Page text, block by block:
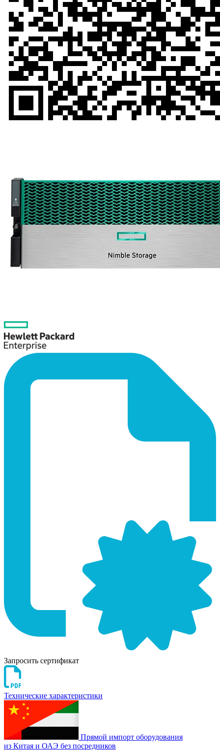
Запросить сертификат
Технические характеристики
Прямой импорт оборудования
из Китая и ОАЭ без посредников